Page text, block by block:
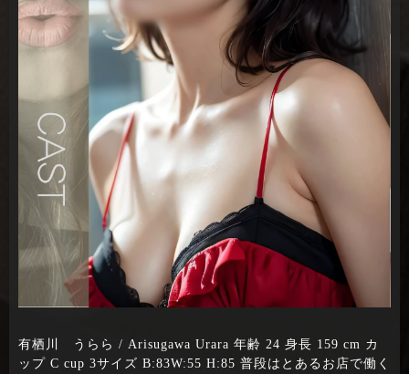
有栖川 うらら / Arisugawa Urara 年齢 24 身長 159 cm カ
ップ C cup 3サイズ B:83W:55 H:85 普段はとあるお店で働く